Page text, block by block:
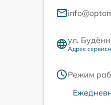
ул.
Адрес
Режим